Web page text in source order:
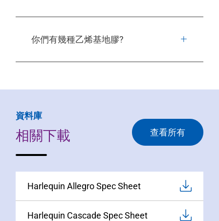
你們有幾種乙烯基地膠?
資料庫
相關下載 查看所有
Harlequin Allegro Spec Sheet
Harlequin Cascade Spec Sheet